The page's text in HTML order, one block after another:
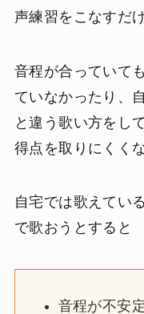
声練習をこなすだ
音程が合っていて
ていなかったり、
と違う歌い方をし
得点を取りにくく
自宅では歌えてい
で歌おうとすると
音程が不安